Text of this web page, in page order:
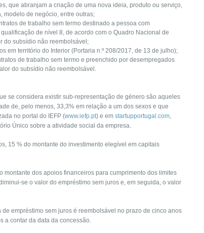
que abranjam a criação de uma nova ideia, produto ou serviço,
modelo de negócio, entre outras;
de trabalho sem termo destinado a pessoa com
de nível 8, de acordo com o Quadro Nacional de
do subsídio não reembolsável;
em território do Interior (Portaria n.º 208/2017, de 13 de julho);
de trabalho sem termo e preenchido por desempregados
do subsídio não reembolsável.
se considera existir sub-representação de género são aqueles
de, pelo menos, 33,3% em relação a um dos sexos e que
no portal do IEFP (www.iefp.pt) e em startupportugal.com,
Único sobre a atividade social da empresa.
15 % do montante do investimento elegível em capitais
montante dos apoios financeiros para cumprimento dos limites
se o valor do empréstimo sem juros e, em seguida, o valor
empréstimo sem juros é reembolsável no prazo de cinco anos
a contar da data da concessão.